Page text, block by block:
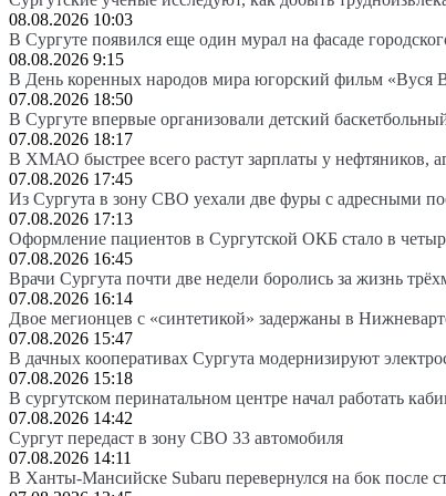
08.08.2026 10:03
В Сургуте появился еще один мурал на фасаде
08.08.2026 9:15
В День коренных народов мира югорский фильм «Вуся
07.08.2026 18:50
В Сургуте впервые организовали детский
07.08.2026 18:17
В ХМАО быстрее всего растут зарплаты у нефтяников,
07.08.2026 17:45
Из Сургута в зону СВО уехали две фуры с адресными
07.08.2026 17:13
Оформление пациентов в Сургутской ОКБ стало в
07.08.2026 16:45
Врачи Сургута почти две недели боролись за жизнь
07.08.2026 16:14
Двое мегионцев с «синтетикой» задержаны в
07.08.2026 15:47
В дачных кооперативах Сургута модернизируют
07.08.2026 15:18
В сургутском перинатальном центре начал работать
07.08.2026 14:42
Сургут передаст в зону СВО 33 автомобиля
07.08.2026 14:11
В Ханты-Мансийске Subaru перевернулся на бок после